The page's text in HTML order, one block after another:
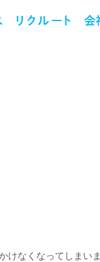
けなくなってしまいま